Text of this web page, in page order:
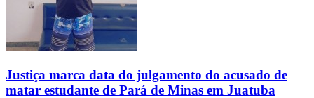
Justiça marca data do julgamento do acusado de
matar estudante de Pará de Minas em Juatuba